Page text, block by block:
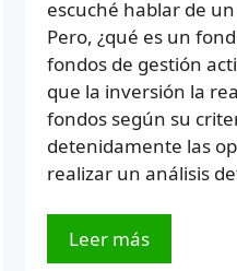
escuché hablar de
Pero, ¿qué es un
fondos de gestión
que la inversión la
fondos según su
detenidamente las
realizar un análisis
Leer más